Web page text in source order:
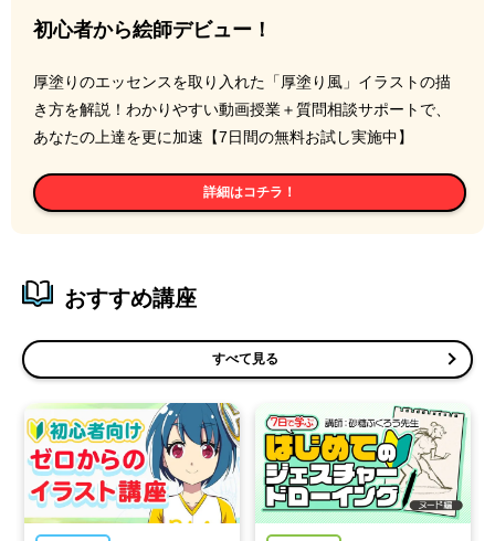
初心者から絵師デビュー！
厚塗りのエッセンスを取り入れた「厚塗り風」イラストの描
き方を解説！わかりやすい動画授業＋質問相談サポートで、
あなたの上達を更に加速【7日間の無料お試し実施中】
詳細はコチラ！
おすすめ講座
すべて見る